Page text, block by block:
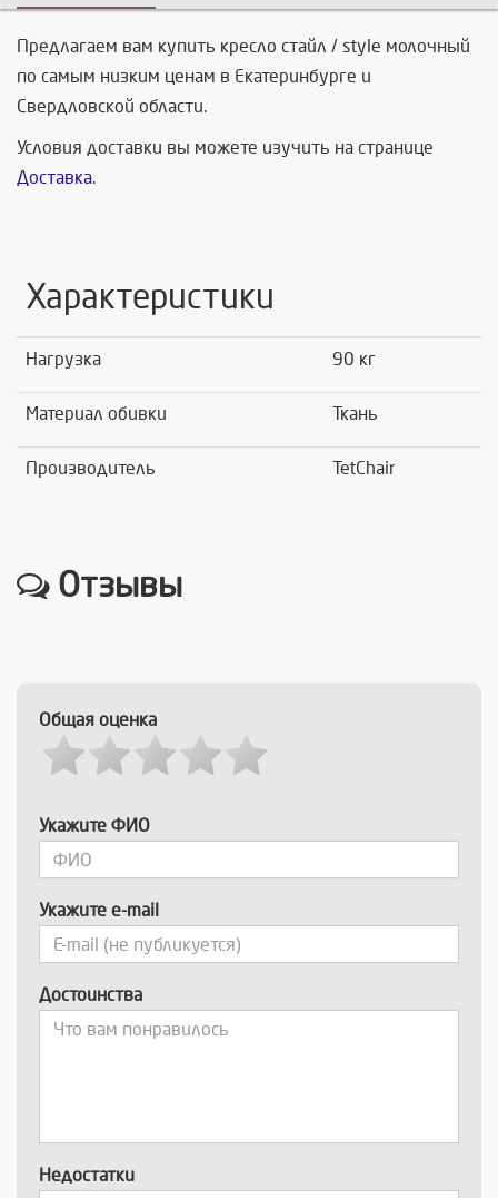
Предлагаем вам купить кресло стайл / style молочный
по самым низким ценам в Екатеринбурге и
Свердловской области.
Условия доставки вы можете изучить на странице
Доставка.
Характеристики
Нагрузка 90 кг
Материал обивки Ткань
Производитель TetChair
Отзывы
Общая оценка
Укажите ФИО
Укажите e-mail
Достоинства
Недостатки